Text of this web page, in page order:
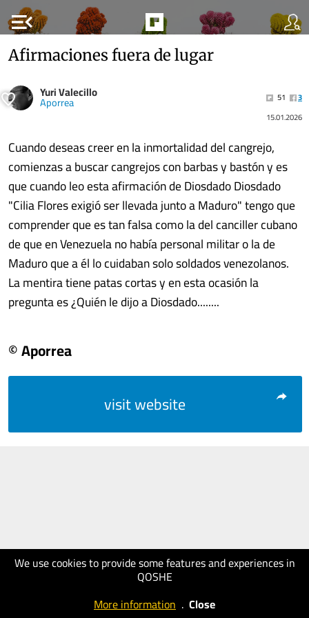
menu_open
We use cookies to provide some features and experiences in
QOSHE
More information . Close
Afirmaciones fuera de lugar
Yuri Valecillo
Aporrea 51
3
15.01.2026
Cuando deseas creer en la inmortalidad del cangrejo,
comienzas a buscar cangrejos con barbas y bastón y es
que cuando leo esta afirmación de Diosdado Diosdado
"Cilia Flores exigió ser llevada junto a Maduro" tengo que
comprender que es tan falsa como la del canciller cubano
de que en Venezuela no había personal militar o la de
Maduro que a él lo cuidaban solo soldados venezolanos.
La mentira tiene patas cortas y en esta ocasión la
pregunta es ¿Quién le dijo a Diosdado........
© Aporrea
visit website